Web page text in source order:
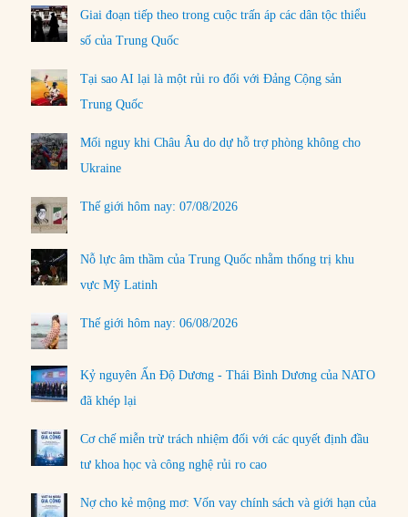
Giai đoạn tiếp theo trong cuộc trấn áp các dân tộc thiểu
số của Trung Quốc
Tại sao AI lại là một rủi ro đối với Đảng Cộng sản
Trung Quốc
Mối nguy khi Châu Âu do dự hỗ trợ phòng không cho
Ukraine
Thế giới hôm nay: 07/08/2026
Nỗ lực âm thầm của Trung Quốc nhằm thống trị khu
vực Mỹ Latinh
Thế giới hôm nay: 06/08/2026
Kỷ nguyên Ấn Độ Dương - Thái Bình Dương của NATO
đã khép lại
Cơ chế miễn trừ trách nhiệm đối với các quyết định đầu
tư khoa học và công nghệ rủi ro cao
Nợ cho kẻ mộng mơ: Vốn vay chính sách và giới hạn của